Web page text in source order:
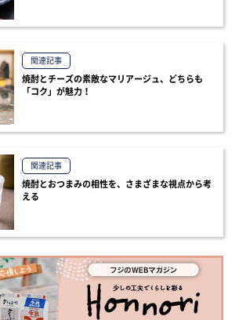
関連記事
焼酎とチーズの素敵なマリアージュ、どちらも
「コク」が魅力！
関連記事
焼酎とおつまみの相性を、さまざまな視点から考
える